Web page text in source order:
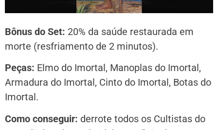
Bônus do Set: 20% da saúde restaurada em
morte (resfriamento de 2 minutos).
Peças: Elmo do Imortal, Manoplas do Imortal,
Armadura do Imortal, Cinto do Imortal, Botas do
Imortal.
Como conseguir: derrote todos os Cultistas do